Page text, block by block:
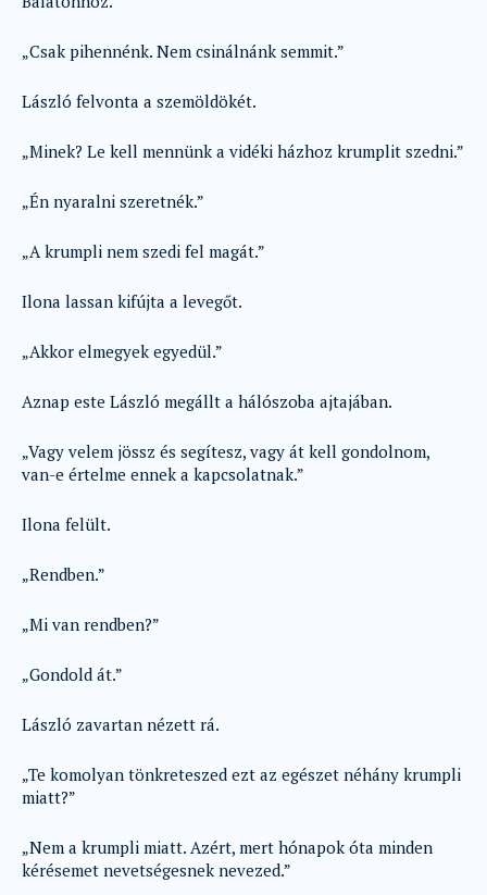
„Csak pihennénk. Nem csinálnánk semmit.”
László felvonta a szemöldökét.
„Minek? Le kell mennünk a vidéki házhoz krumplit szedni.”
„Én nyaralni szeretnék.”
„A krumpli nem szedi fel magát.”
Ilona lassan kifújta a levegőt.
„Akkor elmegyek egyedül.”
Aznap este László megállt a hálószoba ajtajában.
„Vagy velem jössz és segítesz, vagy át kell gondolnom,
van-e értelme ennek a kapcsolatnak.”
Ilona felült.
„Rendben.”
„Mi van rendben?”
„Gondold át.”
László zavartan nézett rá.
„Te komolyan tönkreteszed ezt az egészet néhány krumpli
miatt?”
„Nem a krumpli miatt. Azért, mert hónapok óta minden
kérésemet nevetségesnek nevezed.”